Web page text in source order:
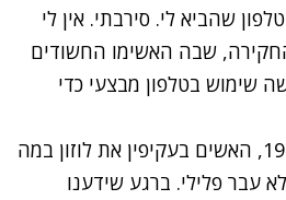
שהביא לי. סירבתי. אין לי
שבה האשימו החשודים
שימוש בטלפון מבצעי כדי
סנגורו של החשוד בן ה-19, האשים בעקיפין את לוזון במה
עבר פלילי. ברגע שידענו